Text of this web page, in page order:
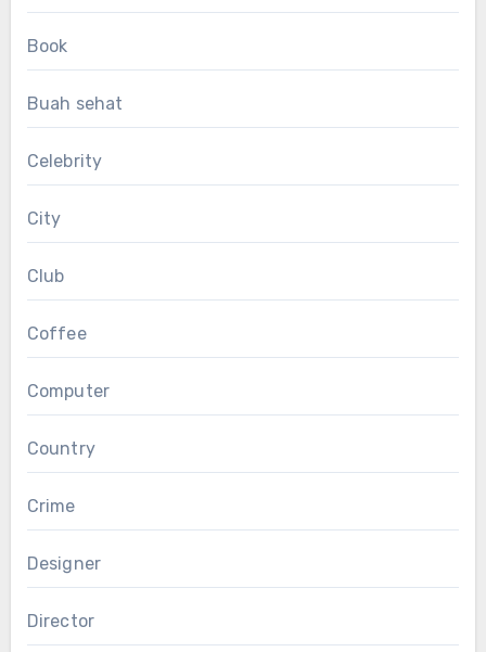
Book
Buah sehat
Celebrity
City
Club
Coffee
Computer
Country
Crime
Designer
Director